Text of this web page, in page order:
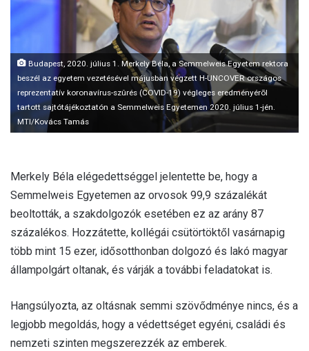
Budapest, 2020. július 1. Merkely Béla, a Semmelweis Egyetem rektora
beszél az egyetem vezetésével májusban végzett H-UNCOVER országos
reprezentatív koronavírus-szûrés (COVID-19) végleges eredményérõl
tartott sajtótájékoztatón a Semmelweis Egyetemen 2020. július 1-jén.
MTI/Kovács Tamás
Merkely Béla elégedettséggel jelentette be, hogy a
Semmelweis Egyetemen az orvosok 99,9 százalékát
beoltották, a szakdolgozók esetében ez az arány 87
százalékos. Hozzátette, kollégái csütörtöktől vasárnapig
több mint 15 ezer, idősotthonban dolgozó és lakó magyar
állampolgárt oltanak, és várják a további feladatokat is.
Hangsúlyozta, az oltásnak semmi szövődménye nincs, és a
legjobb megoldás, hogy a védettséget egyéni, családi és
nemzeti szinten megszerezzék az emberek.